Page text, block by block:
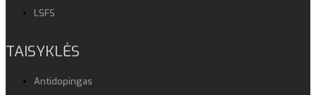
LSFS
TAISYKLĖS
Antidopingas